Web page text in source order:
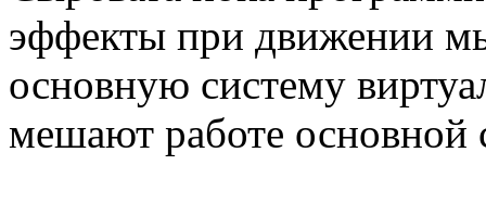
эффекты при движении
основную систему
мешают работе основной